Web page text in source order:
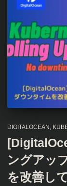
DIGITALOCEAN
ングアッ
を改善し